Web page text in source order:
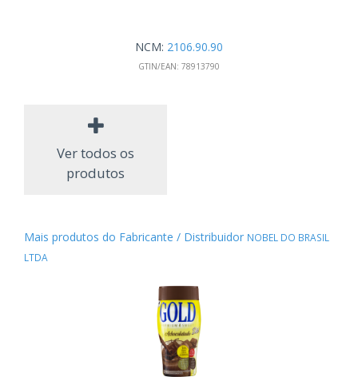
NCM: 2106.90.90
GTIN/EAN: 78913790
Ver todos os
produtos
Mais produtos do Fabricante / Distribuidor NOBEL DO BRASIL
LTDA